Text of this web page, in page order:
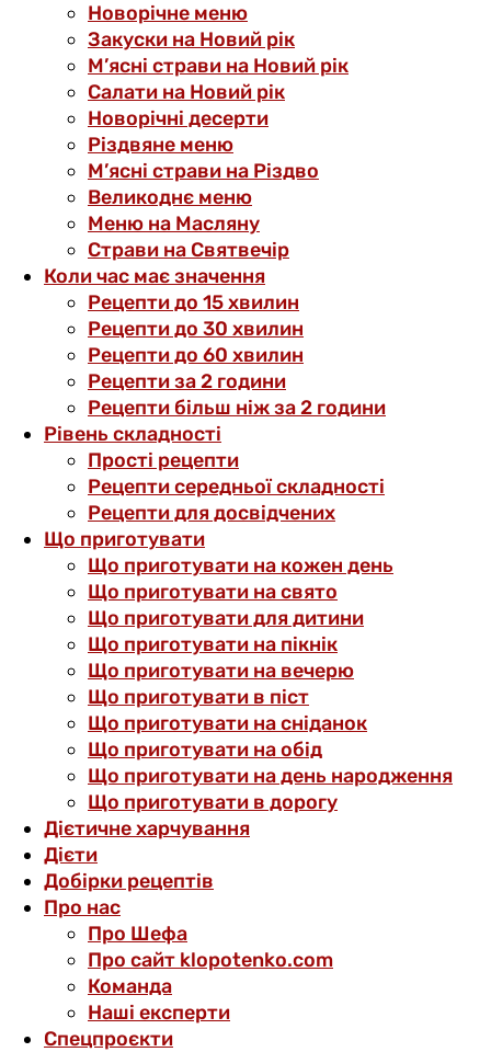
Новорічне меню
Закуски на Новий рік
М’ясні страви на Новий рік
Салати на Новий рік
Новорічні десерти
Різдвяне меню
М’ясні страви на Різдво
Великоднє меню
Меню на Масляну
Страви на Святвечір
Коли час має значення
Рецепти до 15 хвилин
Рецепти до 30 хвилин
Рецепти до 60 хвилин
Рецепти за 2 години
Рецепти більш ніж за 2 години
Рівень складності
Прості рецепти
Рецепти середньої складності
Рецепти для досвідчених
Що приготувати
Що приготувати на кожен день
Що приготувати на свято
Що приготувати для дитини
Що приготувати на пікнік
Що приготувати на вечерю
Що приготувати в піст
Що приготувати на сніданок
Що приготувати на обід
Що приготувати на день народження
Що приготувати в дорогу
Дієтичне харчування
Дієти
Добірки рецептів
Про нас
Про Шефа
Про сайт klopotenko.com
Команда
Наші експерти
Спецпроєкти